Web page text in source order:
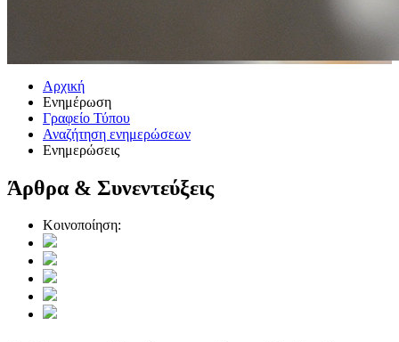
Αρχική
Ενημέρωση
Γραφείο Τύπου
Αναζήτηση ενημερώσεων
Ενημερώσεις
Άρθρα & Συνεντεύξεις
Κοινοποίηση: